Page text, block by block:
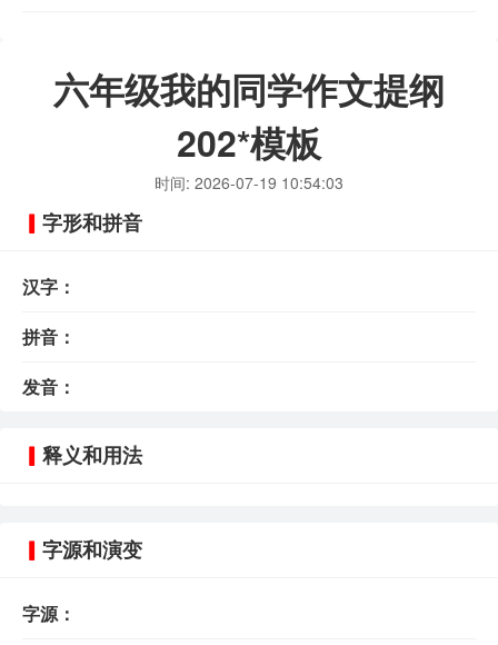
六年级我的同学作文提纲
202*模板
时间: 2026-07-19 10:54:03
字形和拼音
汉字：
拼音：
发音：
释义和用法
字源和演变
字源：